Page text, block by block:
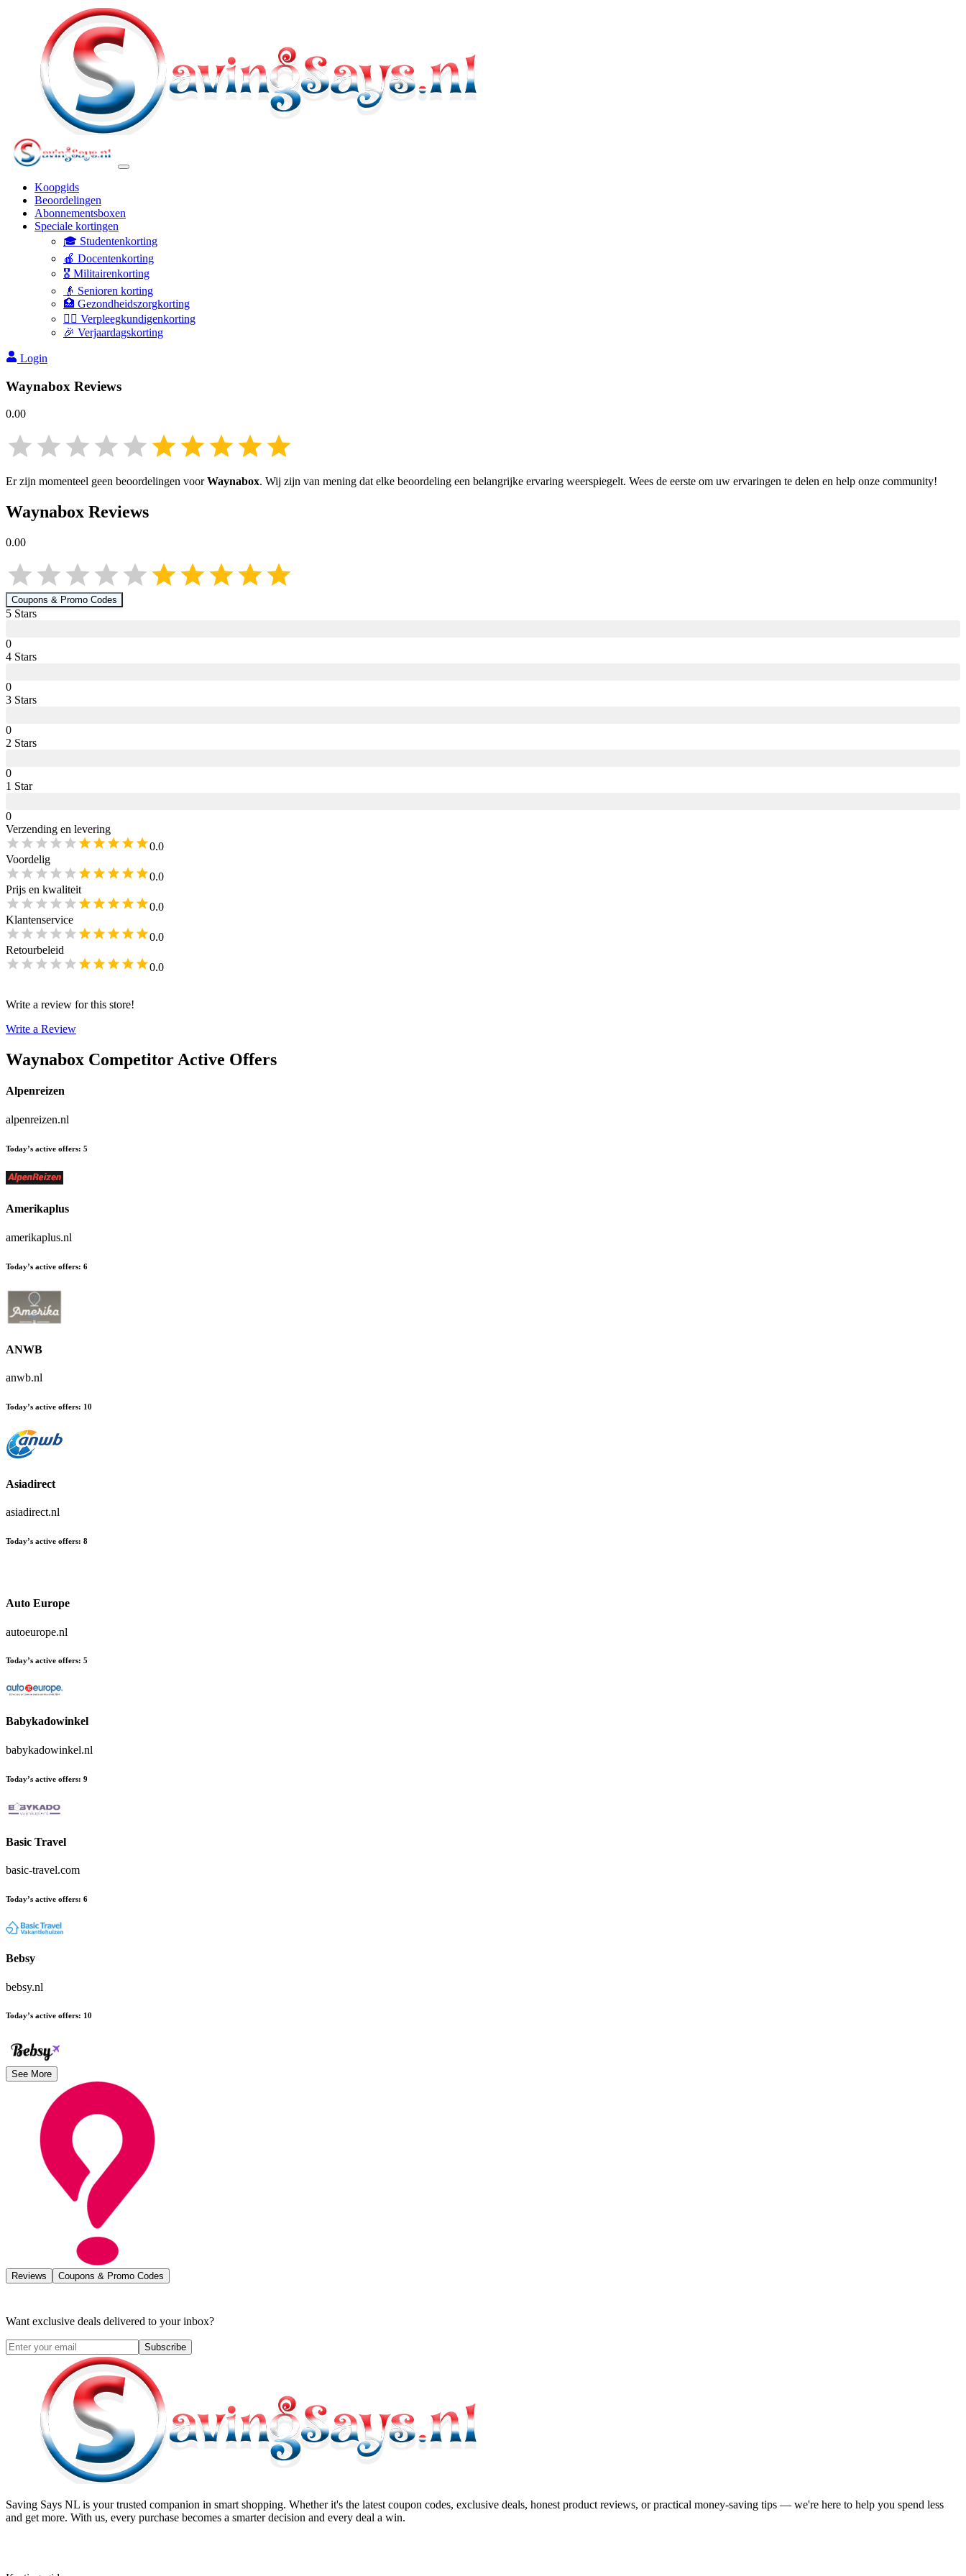
Koopgids
Beoordelingen
Abonnementsboxen
Speciale kortingen
🎓 Studentenkorting
🍎 Docentenkorting
🎖️ Militairenkorting
👴 Senioren korting
🏥 Gezondheidszorgkorting
👩‍⚕️ Verpleegkundigenkorting
🎉 Verjaardagskorting
Login
Waynabox Reviews
0.00
Er zijn momenteel geen beoordelingen voorWaynabox. Wij zijn van mening dat elke beoordeling een belangrijke ervaring weerspiegelt. Wees de eerste om uw ervaringen te delen en help onze community!
Waynabox Reviews
0.00
Coupons & Promo Codes
5 Stars
0
4 Stars
0
3 Stars
0
2 Stars
0
1 Star
0
Verzending en levering
0.0
Voordelig
0.0
Prijs en kwaliteit
0.0
Klantenservice
0.0
Retourbeleid
0.0
Write a review for this store!
Write a Review
Waynabox Competitor Active Offers
Alpenreizen
alpenreizen.nl
Today’s active offers: 5
Amerikaplus
amerikaplus.nl
Today’s active offers: 6
ANWB
anwb.nl
Today’s active offers: 10
Asiadirect
asiadirect.nl
Today’s active offers: 8
Auto Europe
autoeurope.nl
Today’s active offers: 5
Babykadowinkel
babykadowinkel.nl
Today’s active offers: 9
Basic Travel
basic-travel.com
Today’s active offers: 6
Bebsy
bebsy.nl
Today’s active offers: 10
See More
Reviews Coupons & Promo Codes
Want exclusive deals delivered to your inbox?
Subscribe
Saving Says NL is your trusted companion in smart shopping. Whether it's the latest coupon codes, exclusive deals, honest product reviews, or practical money-saving tips — we're here to help you spend less
and get more. With us, every purchase becomes a smarter decision and every deal a win.